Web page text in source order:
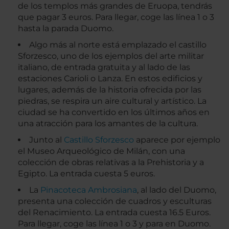
de los templos más grandes de Eruopa, tendrás
que pagar 3 euros. Para llegar, coge las línea 1 o 3
hasta la parada Duomo.
Algo más al norte está emplazado el castillo
Sforzesco, uno de los ejemplos del arte militar
italiano, de entrada gratuita y al lado de las
estaciones Carioli o Lanza. En estos edificios y
lugares, además de la historia ofrecida por las
piedras, se respira un aire cultural y artístico. La
ciudad se ha convertido en los últimos años en
una atracción para los amantes de la cultura.
Junto al Castillo Sforzesco aparece por ejemplo
el Museo Arqueológico de Milán, con una
colección de obras relativas a la Prehistoria y a
Egipto. La entrada cuesta 5 euros.
La Pinacoteca Ambrosiana, al lado del Duomo,
presenta una colección de cuadros y esculturas
del Renacimiento. La entrada cuesta 16.5 Euros.
Para llegar, coge las línea 1 o 3 y para en Duomo.